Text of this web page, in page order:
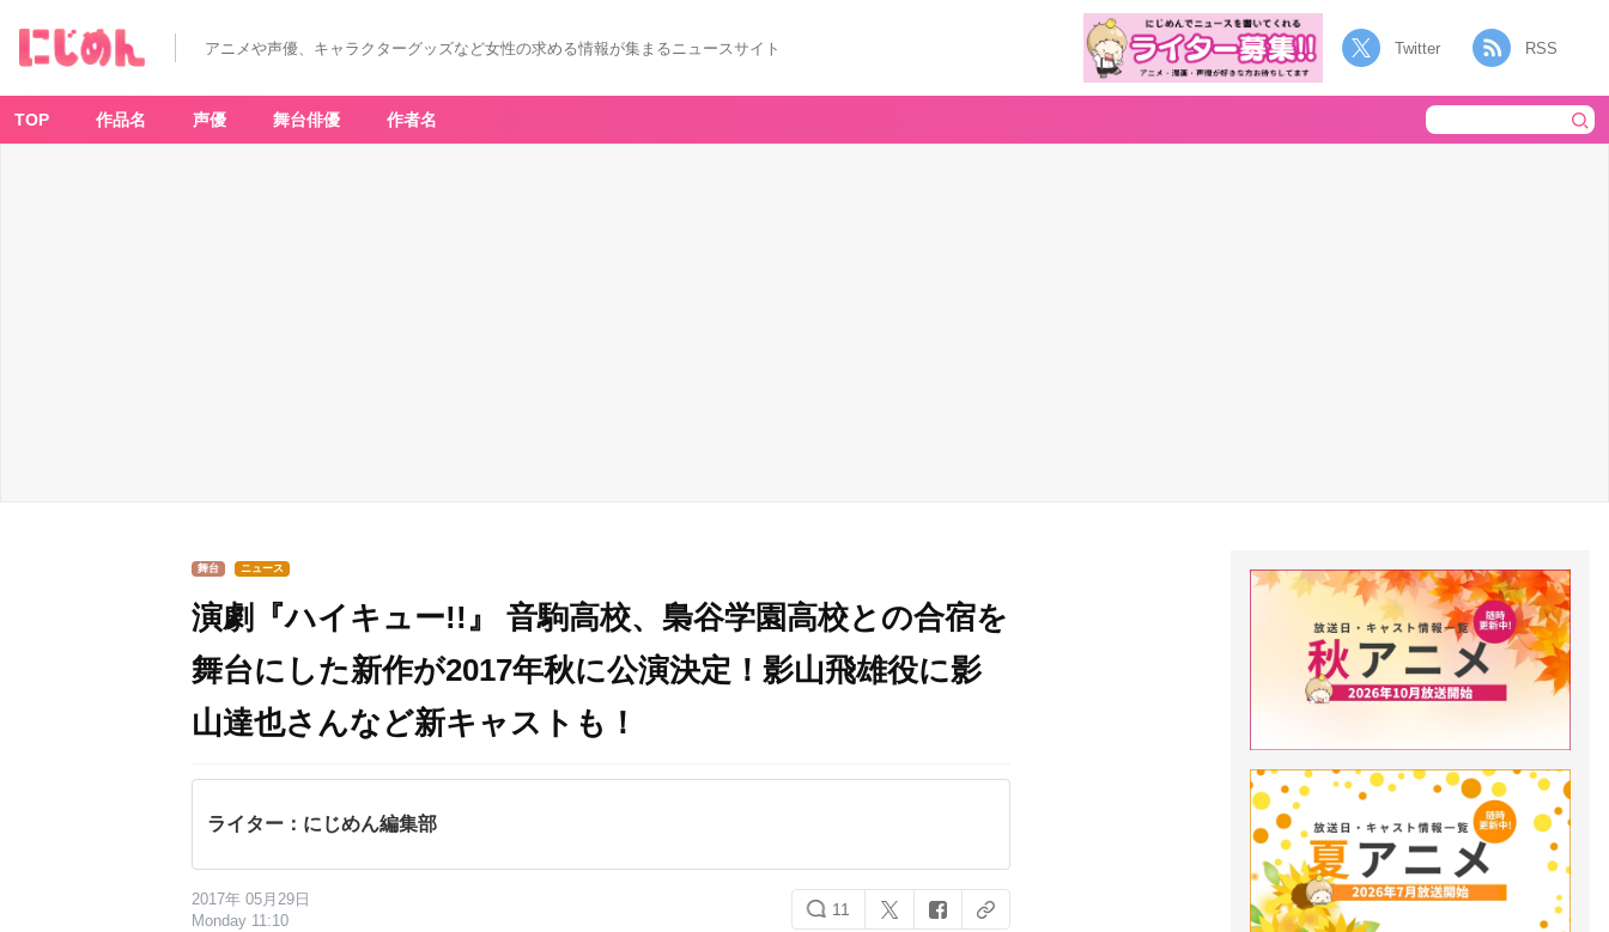
アニメや声優、キャラクターグッズなど女性の求める情報が集まるニュースサイト Twitter RSS
TOP 作品名 声優 舞台俳優 作者名
舞台 ニュース
演劇『ハイキュー!!』 音駒高校、梟谷学園高校との合宿を
舞台にした新作が2017年秋に公演決定！影山飛雄役に影
山達也さんなど新キャストも！
ライター：にじめん編集部
2017年 05月29日
Monday 11:10
11